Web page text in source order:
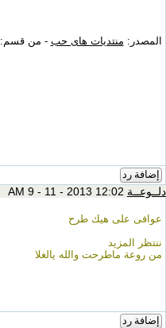
المصدر: منتديات هاى حب - من قسم:
إضافة رد
دلــوعــة
عوافى على هيك طرح
ننتظر المزيد
من روعة ماطرحت والله يالغلا
إضافة رد